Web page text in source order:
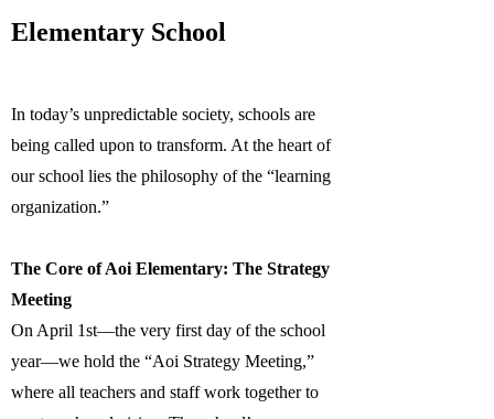
Elementary School
In today’s unpredictable society, schools are
being called upon to transform. At the heart of
our school lies the philosophy of the “learning
organization.”
The Core of Aoi Elementary: The Strategy
Meeting
On April 1st—the very first day of the school
year—we hold the “Aoi Strategy Meeting,”
where all teachers and staff work together to